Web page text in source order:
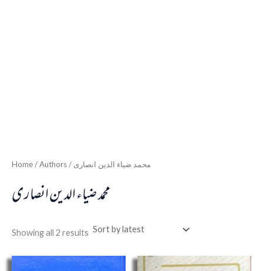
Home / Authors / محمد ضیاء الدین انصاری
محمد ضیاء الدین انصاری
Showing all 2 results